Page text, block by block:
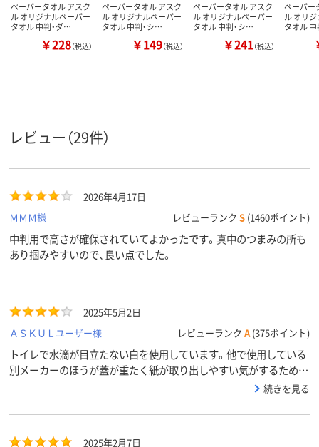
ペーパータオル アスク
ル オリジナルペーパー
タオル 中判・ダ…
￥228（税込）
ペーパータオル アスク
ル オリジナルペーパー
タオル 中判・シ…
￥149（税込）
ペーパータオル アスク
ル オリジナルペーパー
タオル 中判・シ…
￥241（税込）
ペーパー
ル オリ
タオル
レビュー（29件）
2026年4月17日
ＭＭＭ様
レビューランク S (1460ポイント)
中判用で高さが確保されていてよかったです。真中のつまみの所も
あり掴みやすいので、良い点でした。
2025年5月2日
ＡＳＫＵＬユーザー様
レビューランク A (375ポイント)
トイレで水滴が目立たない白を使用しています。他で使用している
別メーカーのほうが蓋が重たく紙が取り出しやすい気がするため－
続きを見る
2025年2月7日